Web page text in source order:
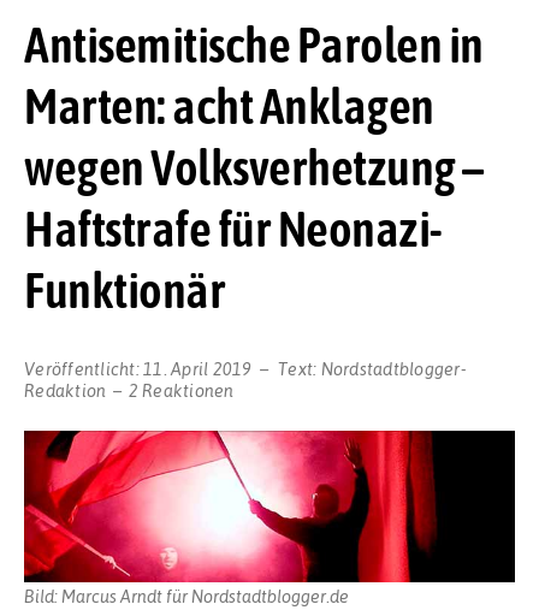
Antisemitische Parolen in
Marten: acht Anklagen
wegen Volksverhetzung –
Haftstrafe für Neonazi-
Funktionär
Veröffentlicht: 11. April 2019 Text: Nordstadtblogger-
Redaktion
2 Reaktionen
Bild: Marcus Arndt für Nordstadtblogger.de